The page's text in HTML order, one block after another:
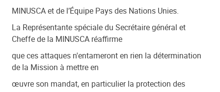
MINUSCA et de l’Équipe Pays des Nations Unies.
La Représentante spéciale du Secrétaire général et
Cheffe de la MINUSCA réaffirme
que ces attaques n'entameront en rien la détermination
de la Mission à mettre en
œuvre son mandat, en particulier la protection des